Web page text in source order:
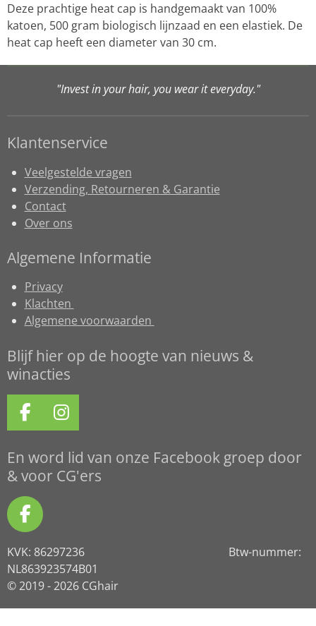
Deze prachtige heat cap is handgemaakt van 100%
katoen, 500 gram biologisch lijnzaad en een elastiek. De
heat cap heeft een diameter van 30 cm.
"Invest in your hair, you wear it everyday."
Klantenservice
Veelgestelde vragen
Verzending, Retourneren & Garantie
Contact
Over ons
Algemene Informatie
Privacy
Klachten
Algemene voorwaarden
Blijf hier op de hoogte van nieuws &
winacties
F
a
c
e
b
o
o
k
I
n
s
t
a
m
En word lid van onze Facebook groep door
& voor CG'ers
F
a
c
e
b
o
KVK: 86297236 Btw-nummer:
NL863923574B01
© 2019 - 2026 CGhair